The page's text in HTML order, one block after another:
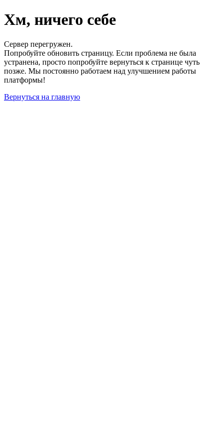
Хм, ничего себе
Сервер перегружен.
Попробуйте обновить страницу. Если проблема не была
устранена, просто попробуйте вернуться к странице чуть
позже. Мы постоянно работаем над улучшением работы
платформы!
Вернуться на главную